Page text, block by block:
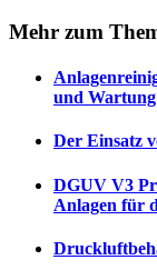
Mehr zum
und
Der Einsatz
DGUV V3
Anlagen für